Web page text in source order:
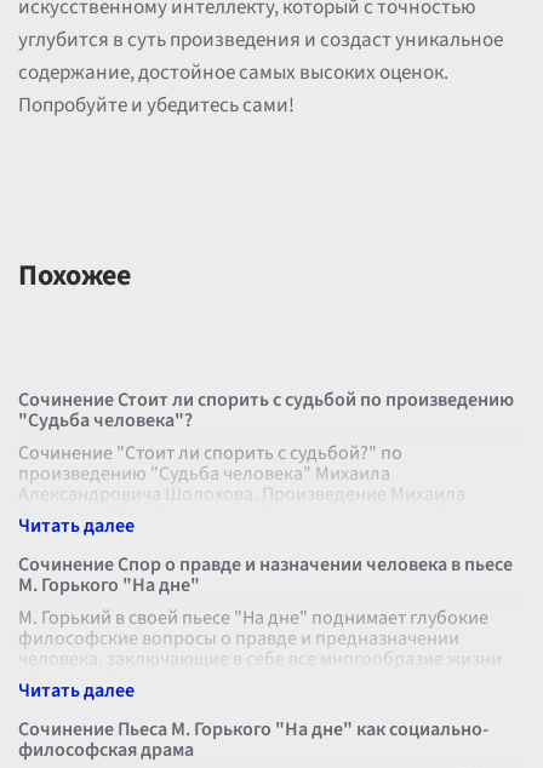
искусственному интеллекту, который с точностью
углубится в суть произведения и создаст уникальное
содержание, достойное самых высоких оценок.
Попробуйте и убедитесь сами!
Похожее
Сочинение Стоит ли спорить с судьбой по произведению
"Судьба человека"?
Сочинение "Стоит ли спорить с судьбой?" по
произведению "Судьба человека" Михаила
Александровича Шолохова. Произведение Михаила
Шолохова "Судьба человека" затрагивает важнейшие
фи...
Сочинение Спор о правде и назначении человека в пьесе
М. Горького "На дне"
М. Горький в своей пьесе "На дне" поднимает глубокие
философские вопросы о правде и предназначении
человека, заключающие в себе все многообразие жизни
обитателей ночлежки. Спор о п
Сочинение Пьеса М. Горького "На дне" как социально-
философская драма